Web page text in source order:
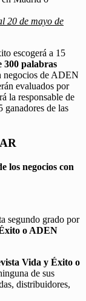
20 de mayo de
escogerá a 15
300 palabras
negocios de ADEN
evaluados por
la responsable de
ganadores de las
los negocios con
segundo grado por
o ADEN
Vida y Éxito o
de sus
distribuidores,